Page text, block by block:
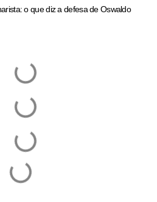
o que diz a defesa de Oswaldo